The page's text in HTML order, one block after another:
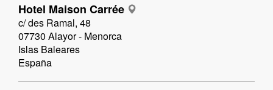
Hotel Maison Carrée
c/ des Ramal, 48
07730 Alayor - Menorca
Islas Baleares
España